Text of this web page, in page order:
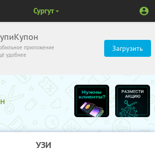
приложение
удобнее
Загрузить
Сургут
УЗИ